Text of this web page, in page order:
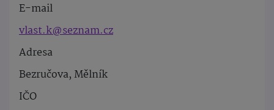
E-mail
vlast.k@seznam.cz
Adresa
Bezručova, Mělník
IČO